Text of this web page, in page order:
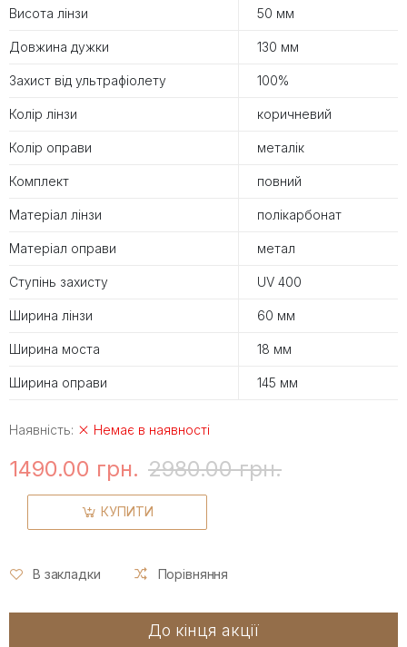
Висота лінзи 50 мм
Довжина дужки 130 мм
Захист від ультрафіолету 100%
Колір лінзи коричневий
Колір оправи металік
Комплект повний
Матеріал лінзи полікарбонат
Матеріал оправи метал
Ступінь захисту UV 400
Ширина лінзи 60 мм
Ширина моста 18 мм
Ширина оправи 145 мм
Наявність: Немає в наявності
1490.00 грн. 2980.00 грн.
КУПИТИ
В закладки Порівняння
До кінця акції